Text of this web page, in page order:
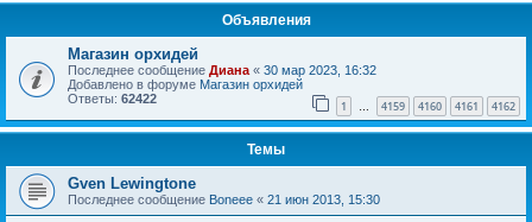
Объявления
Магазин орхидей
Последнее сообщение Диана « 30 мар 2023, 16:32
Добавлено в форуме Магазин орхидей
Ответы: 62422 1 … 4159 4160 4161 4162
Темы
Gven Lewingtone
Последнее сообщение Boneee « 21 июн 2013, 15:30